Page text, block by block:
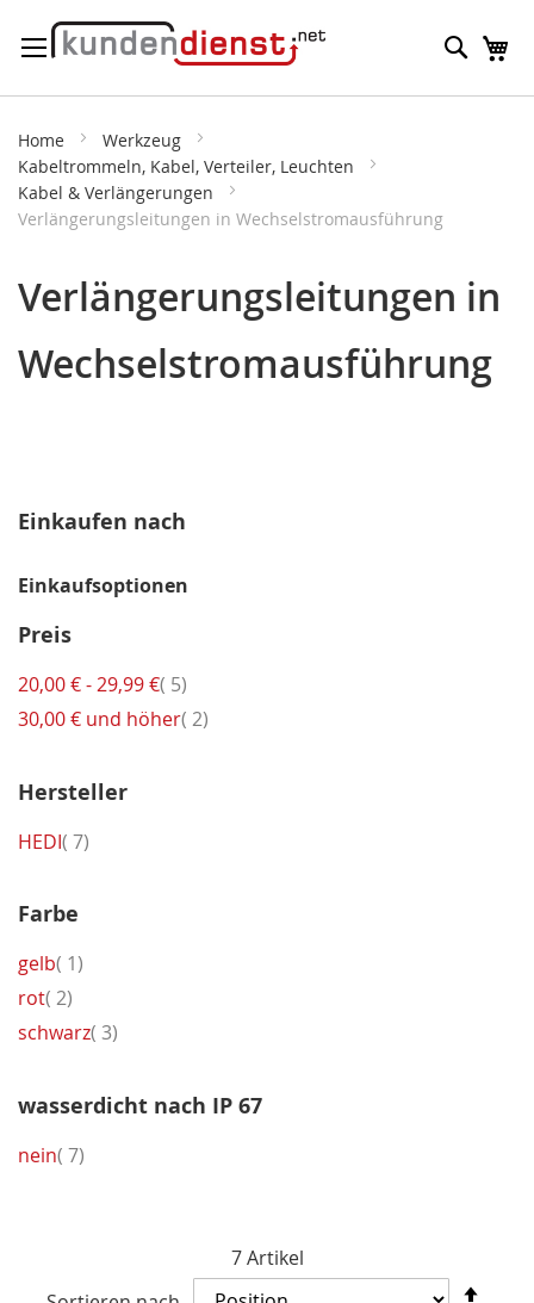
zum
Suche
Home
Werkzeug
Kabeltrommeln, Kabel, Verteiler, Leuchten
Kabel & Verlängerungen
Verlängerungsleitungen in Wechselstromausführung
Verlängerungsleitungen in
Wechselstromausführung
7Artikel
Einkaufen nach
Einkaufsoptionen
Preis
20,00 €-29,99 € 5Artikel
30,00 € und höher 2Artikel
Hersteller
HEDI 7Artikel
Farbe
gelb 1Artikel
rot 2Artikel
schwarz 3Artikel
wasserdicht nach IP 67
nein 7Artikel